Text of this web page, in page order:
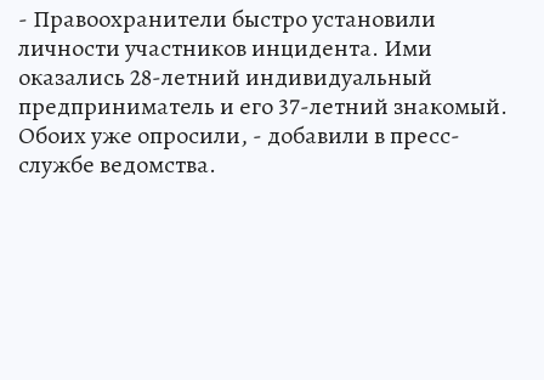
- Правоохранители быстро установили
личности участников инцидента. Ими
оказались 28-летний индивидуальный
предприниматель и его 37-летний знакомый.
Обоих уже опросили, - добавили в пресс-
службе ведомства.